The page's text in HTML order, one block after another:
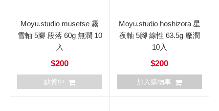
Moyu.studio musetse 霧
雪軸 5腳 段落 60g 無潤 10
入
$200
缺貨中
Moyu.studio hoshizora 星
夜軸 5腳 線性 63.5g 廠潤
10入
$200
加入購物車